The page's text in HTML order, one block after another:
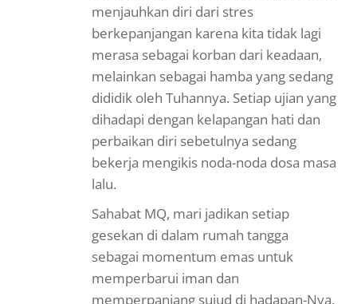
menjauhkan diri dari stres
berkepanjangan karena kita tidak lagi
merasa sebagai korban dari keadaan,
melainkan sebagai hamba yang sedang
dididik oleh Tuhannya. Setiap ujian yang
dihadapi dengan kelapangan hati dan
perbaikan diri sebetulnya sedang
bekerja mengikis noda-noda dosa masa
lalu.
Sahabat MQ, mari jadikan setiap
gesekan di dalam rumah tangga
sebagai momentum emas untuk
memperbarui iman dan
memperpanjang sujud di hadapan-Nya.